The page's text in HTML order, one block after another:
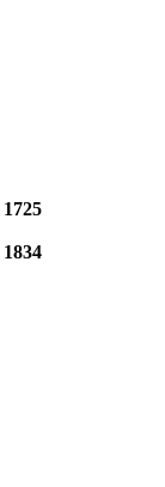
1725
1834